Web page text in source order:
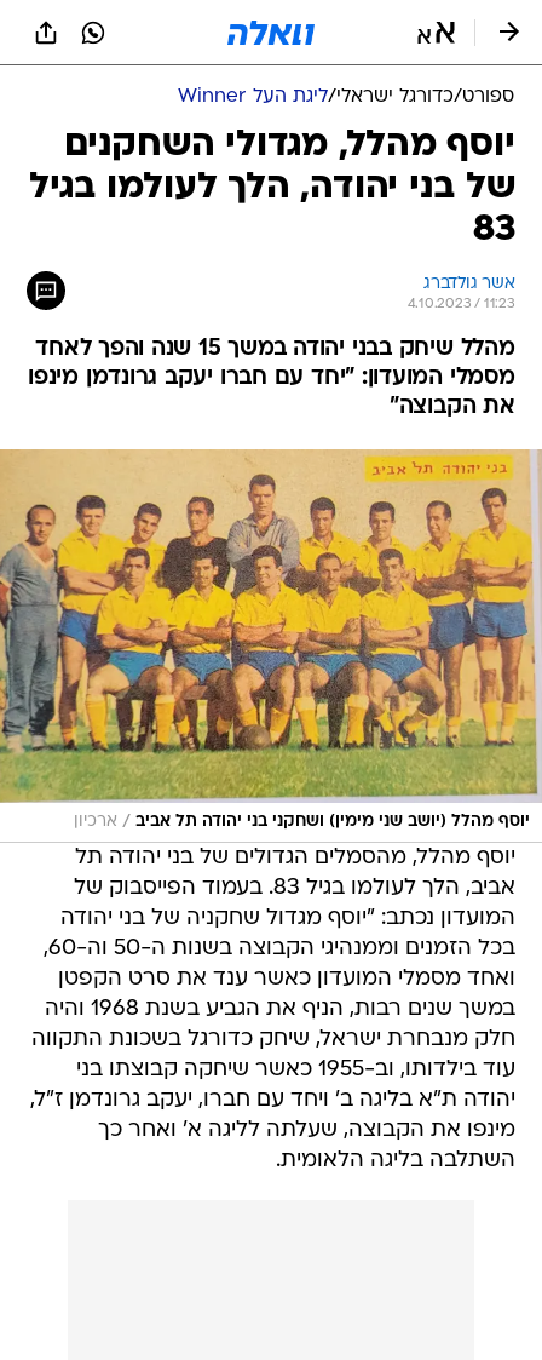
ספורט/כדורגל ישראלי/ליגת העל Winner
יוסף מהלל, מגדולי השחקנים
של בני יהודה, הלך לעולמו בגיל
83
אשר גולדברג
4.10.2023 / 11:23
מהלל שיחק בבני יהודה במשך 15 שנה והפך לאחד
מסמלי המועדון: "יחד עם חברו יעקב גרונדמן מינפו
את הקבוצה"
יוסף מהלל (יושב שני מימין) ושחקני בני יהודה תל אביב / ארכיון
יוסף מהלל, מהסמלים הגדולים של בני יהודה תל
אביב, הלך לעולמו בגיל 83. בעמוד הפייסבוק של
המועדון נכתב: "יוסף מגדול שחקניה של בני יהודה
בכל הזמנים וממנהיגי הקבוצה בשנות ה-50 וה-60,
ואחד מסמלי המועדון כאשר ענד את סרט הקפטן
במשך שנים רבות, הניף את הגביע בשנת 1968 והיה
חלק מנבחרת ישראל, שיחק כדורגל בשכונת התקווה
עוד בילדותו, וב-1955 כאשר שיחקה קבוצתו בני
יהודה ת"א בליגה ב' ויחד עם חברו, יעקב גרונדמן ז"ל,
מינפו את הקבוצה, שעלתה לליגה א' ואחר כך
השתלבה בליגה הלאומית.